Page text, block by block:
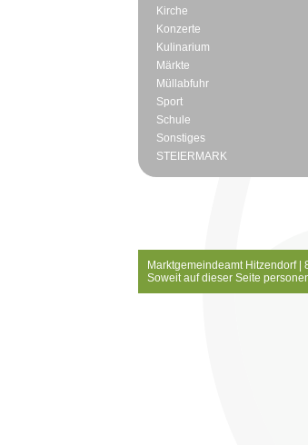
Kirche
Konzerte
Kulinarium
Märkte
Müllabfuhr
Sport
Schule
Sonstiges
STEIERMARK
Marktgemeindeamt Hitzendorf |
Soweit auf dieser Seite